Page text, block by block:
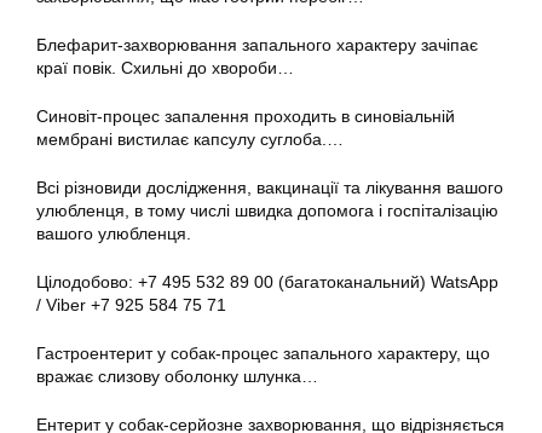
Блефарит-захворювання запального характеру зачіпає
краї повік. Схильні до хвороби…
Синовіт-процес запалення проходить в синовіальній
мембрані вистилає капсулу суглоба.…
Всі різновиди дослідження, вакцинації та лікування вашого
улюбленця, в тому числі швидка допомога і госпіталізацію
вашого улюбленця.
Цілодобово: +7 495 532 89 00 (багатоканальний) WatsApp
/ Viber +7 925 584 75 71
Гастроентерит у собак-процес запального характеру, що
вражає слизову оболонку шлунка…
Ентерит у собак-серйозне захворювання, що відрізняється